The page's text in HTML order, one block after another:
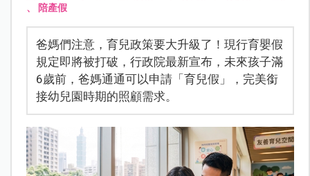
、
陪產假
爸媽們注意，育兒政策要大升級了！現行育嬰假
規定即將被打破，行政院最新宣布，未來孩子滿
6歲前，爸媽通通可以申請「育兒假」，完美銜
接幼兒園時期的照顧需求。